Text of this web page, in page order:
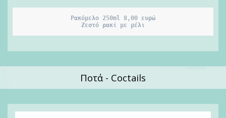
Ρακόμελο 250ml 8,00 ευρώ
Ζεστό ρακί με μέλι
Ποτά - Coctails